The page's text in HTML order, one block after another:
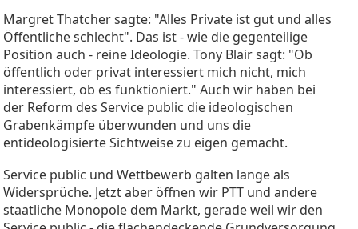
Margret Thatcher sagte: "Alles Private ist gut und alles
Öffentliche schlecht". Das ist - wie die gegenteilige
Position auch - reine Ideologie. Tony Blair sagt: "Ob
öffentlich oder privat interessiert mich nicht, mich
interessiert, ob es funktioniert." Auch wir haben bei
der Reform des Service public die ideologischen
Grabenkämpfe überwunden und uns die
entideologisierte Sichtweise zu eigen gemacht.
Service public und Wettbewerb galten lange als
Widersprüche. Jetzt aber öffnen wir PTT und andere
staatliche Monopole dem Markt, gerade weil wir den